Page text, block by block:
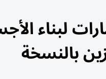
لبناء
بالنسخة